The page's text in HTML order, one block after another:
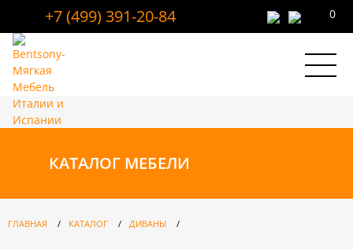
+7 (499) 391-20-84 0
КАТАЛОГ МЕБЕЛИ
ГЛАВНАЯ / КАТАЛОГ / ДИВАНЫ /